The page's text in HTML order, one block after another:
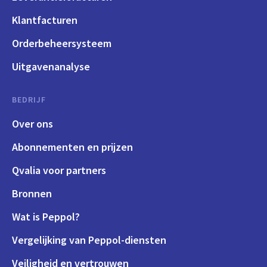
Klantfacturen
Orderbeheersysteem
Uitgavenanalyse
BEDRIJF
Over ons
Abonnementen en prijzen
Qvalia voor partners
Bronnen
Wat is Peppol?
Vergelijking van Peppol-diensten
Veiligheid en vertrouwen